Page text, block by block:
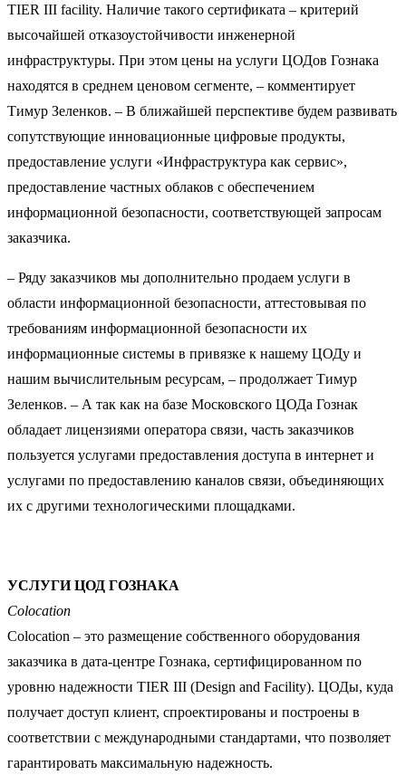
TIER III facility. Наличие такого сертификата – критерий
высочайшей отказоустойчивости инженерной
инфраструктуры. При этом цены на услуги ЦОДов Гознака
находятся в среднем ценовом сегменте, – комментирует
Тимур Зеленков. – В ближайшей перспективе будем развивать
сопутствующие инновационные цифровые продукты,
предоставление услуги «Инфраструктура как сервис»,
предоставление частных облаков с обеспечением
информационной безопасности, соответствующей запросам
заказчика.
– Ряду заказчиков мы дополнительно продаем услуги в
области информационной безопасности, аттестовывая по
требованиям информационной безопасности их
информационные системы в привязке к нашему ЦОДу и
нашим вычислительным ресурсам, – продолжает Тимур
Зеленков. – А так как на базе Московского ЦОДа Гознак
обладает лицензиями оператора связи, часть заказчиков
пользуется услугами предоставления доступа в интернет и
услугами по предоставлению каналов связи, объединяющих
их с другими технологическими площадками.
УСЛУГИ ЦОД ГОЗНАКА
Colocation
Colocation – это размещение собственного оборудования
заказчика в дата-центре Гознака, сертифицированном по
уровню надежности TIER III (Design and Facility). ЦОДы, куда
получает доступ клиент, спроектированы и построены в
соответствии с международными стандартами, что позволяет
гарантировать максимальную надежность.